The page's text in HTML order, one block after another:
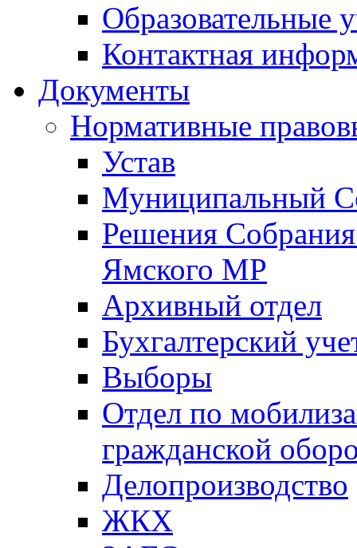
Образовательные
Контактная
Документы
Нормативные
Устав
Муниципальный
Решения
Ямского МР
Архивный отдел
Бухгалтерский
Выборы
Отдел по
гражданской
Делопроизводство
ЖКХ